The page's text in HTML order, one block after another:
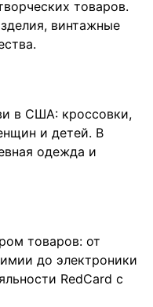
товаров.
винтажные
в США: кроссовки,
и детей. В
одежда и
товаров: от
до электроники
RedCard с